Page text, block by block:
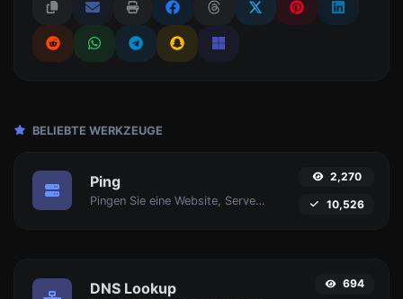
BELIEBTE WERKZEUGE
Ping
Pingen Sie eine Website, Server oder Port an.
2,270
10,526
DNS Lookup 694